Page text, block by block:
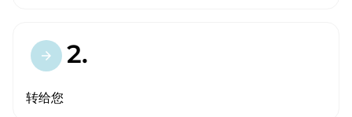
arrow_forward 2.
转给您